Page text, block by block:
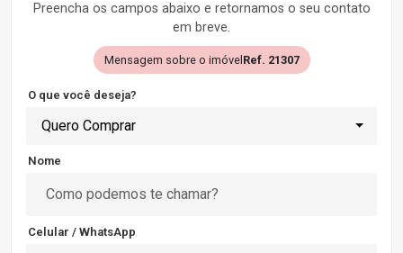
Preencha os campos abaixo e retornamos o seu contato
em breve.
Mensagem sobre o imóvel Ref. 21307
O que você deseja?
Quero Comprar
Nome
Celular / WhatsApp